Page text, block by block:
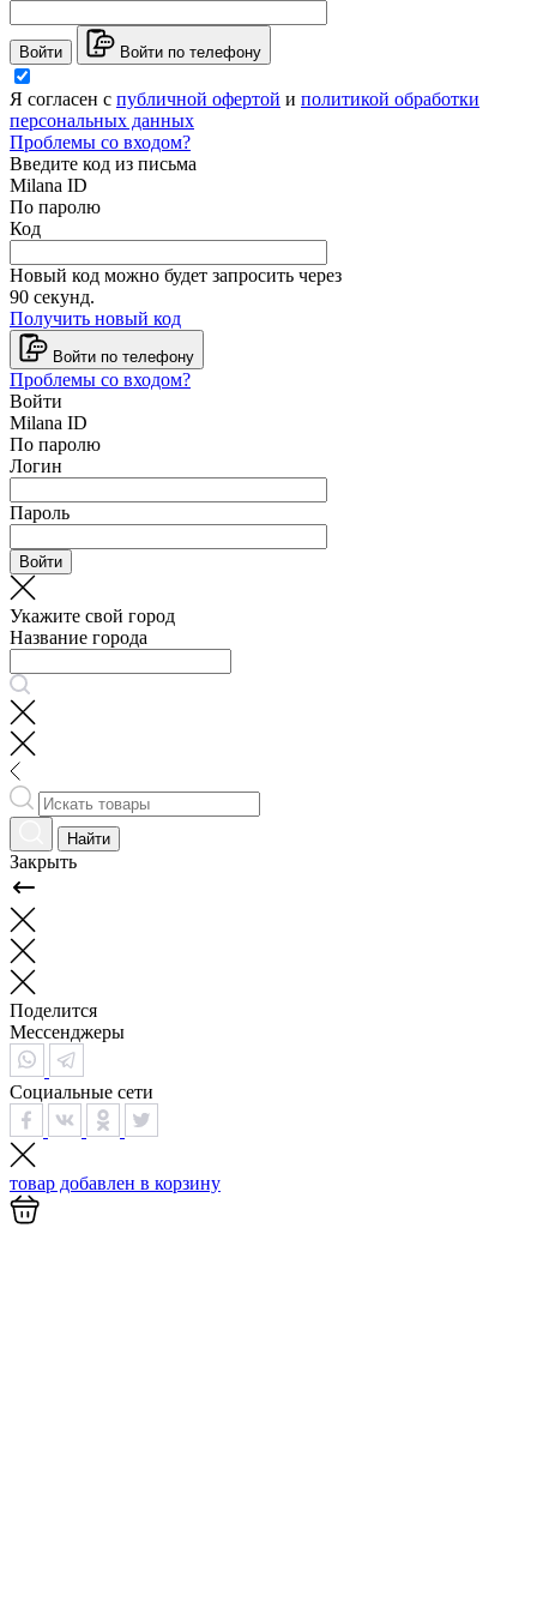
Войти Войти по телефону
Я согласен с публичной офертой и политикой обработки
персональных данных
Проблемы со входом?
Введите код из письма
Milana ID
По паролю
Код
Новый код можно будет запросить через
90 секунд.
Получить новый код
Войти по телефону
Проблемы со входом?
Войти
Milana ID
По паролю
Логин
Пароль
Войти
Укажите свой город
Название города
Найти
Закрыть
Поделится
Мессенджеры
Социальные сети
товар добавлен в корзину